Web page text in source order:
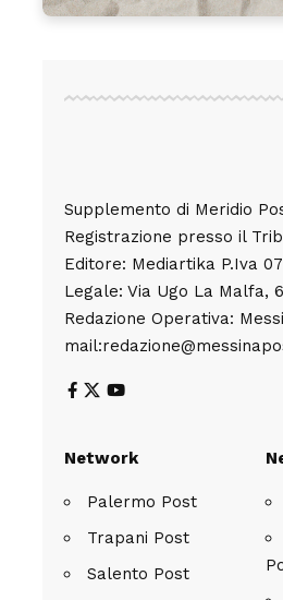
Supplemento di Meridio
Registrazione presso il
Editore: Mediartika P.Iva
Legale: Via Ugo La Malfa,
Redazione Operativa:
Network
Palermo Post
Trapani Post
Salento Post